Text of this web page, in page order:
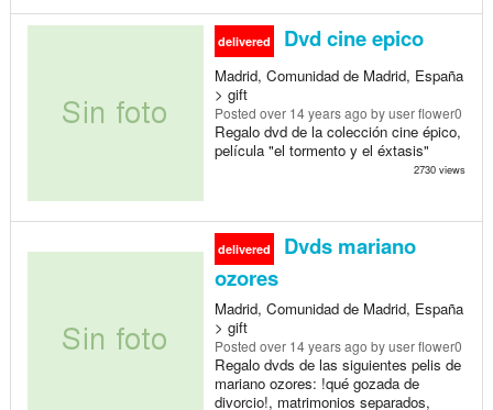
delivered Dvd cine epico
Madrid, Comunidad de Madrid, España
> gift
Posted over 14 years ago by user flower0
Regalo dvd de la colección cine épico,
película "el tormento y el éxtasis"
2730 views
delivered
Dvds mariano
ozores
Madrid, Comunidad de Madrid, España
> gift
Posted over 14 years ago by user flower0
Regalo dvds de las siguientes pelis de
mariano ozores: !qué gozada de
divorcio!, matrimonios separados,